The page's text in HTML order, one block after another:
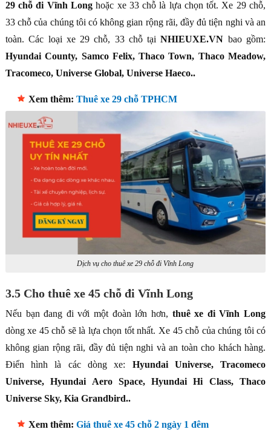
29 chỗ đi Vĩnh Long hoặc xe 33 chỗ là lựa chọn tốt. Xe 29 chỗ,
33 chỗ của chúng tôi có không gian rộng rãi, đầy đủ tiện nghi và an
toàn. Các loại xe 29 chỗ, 33 chỗ tạiNHIEUXE.VN bao gồm:
Hyundai County, Samco Felix, Thaco Town, Thaco Meadow,
Tracomeco, Universe Global, Universe Haeco..
Xem thêm: Thuê xe 29 chỗ TPHCM
Dịch vụ cho thuê xe 29 chỗ đi Vĩnh Long
3.5 Cho thuê xe 45 chỗ đi Vĩnh Long
Nếu bạn đang đi với một đoàn lớn hơn, thuê xe đi Vĩnh Long
dòng xe 45 chỗ sẽ là lựa chọn tốt nhất. Xe 45 chỗ của chúng tôi có
không gian rộng rãi, đầy đủ tiện nghi và an toàn cho khách hàng.
Điển hình là các dòng xe: Hyundai Universe, Tracomeco
Universe, Hyundai Aero Space, Hyundai Hi Class, Thaco
Universe Sky, Kia Grandbird..
Xem thêm: Giá thuê xe 45 chỗ 2 ngày 1 đêm